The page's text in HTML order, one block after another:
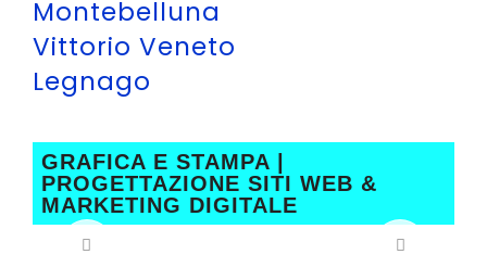
Montebelluna
Vittorio Veneto
Legnago
GRAFICA E STAMPA |
PROGETTAZIONE SITI WEB &
MARKETING DIGITALE